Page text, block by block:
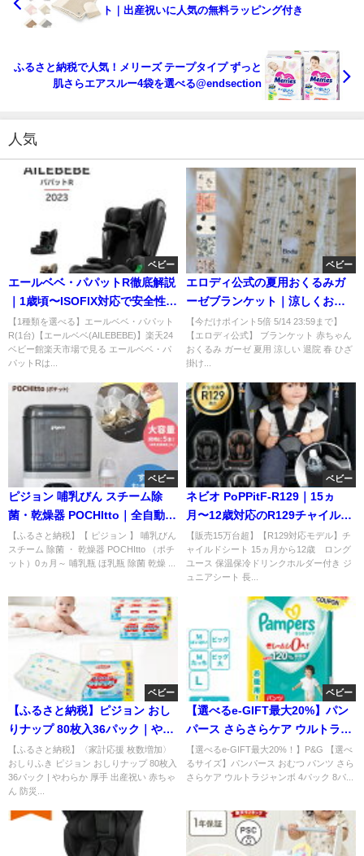
ト｜出産祝いに人気の無料ラッピング付き
ふるさと納税で人気！メリーズ テープタイプ ずっと
肌さらエアスルー4袋を選べる@endsection
人気
ベビー
エールベベ・パパットR徹底解説
｜1歳頃〜ISOFIX対応で安全性と
乗せやすさ両立
【1種類を選べる】エールベベ・パパット
R(1台)【エールベベ(AILEBEBE)】楽天24
ベビー館楽天市場で見る エールベベ・パ
パットRは...
ベビー
エロディ公式の夏用おくるみガ
ーゼブランケット｜涼しくおし
ゃれな出産祝いに
【今だけポイント5倍 5/14 23:59まで】
【エロディ公式】 ブランケット 赤ちゃん
おくるみ ガーゼ 夏用 涼しい 退院 春 ひざ
掛け...
ベビー
ピジョン 哺乳びん スチーム除
菌・乾燥器 POCHItto｜全自動で
育児がラクに
【ふるさと納税】【 ピジョン 】 哺乳びん
スチーム 除菌 ・ 乾燥器 POCHItto （ポチ
ット）0ヵ月～ 哺乳瓶 ほ乳瓶 除菌 乾燥 ...
ベビー
ネビオ PoPPitF-R129｜15ヵ
月〜12歳対応のR129チャイルド
シート
【販売15万台超】【R129対応モデル】チ
ャイルドシート 15ヵ月から12歳 ロング
ユース 保温保冷ドリンクホルダー付き ジ
ュニアシート 長...
ベビー
【ふるさと納税】ピジョン おし
りナップ 80枚入36パック｜やわ
らか厚手で備蓄にも人気
【ふるさと納税】〈家計応援 枚数増加〉
おしりふき ピジョン おしりナップ 80枚入
36パック | やわらか 厚手 出産祝い 赤ちゃ
ん 防災...
ベビー
【選べるe-GIFT最大20%】パン
パース さらさらケア ウルトラジ
ャンボ 4パック・8パック徹底紹
【選べるe-GIFT最大20%！】P&G 【選べ
るサイズ】パンパース おむつ パンツ さら
さらケア ウルトラジャンボ 4パック 8パ...